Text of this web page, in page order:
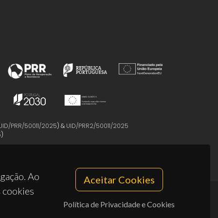
Ao
cookies
Aceitar Cookies
Política de Privacidade e Cookies
PRR/50011/2025) & UID/PRR2/50011/2025
)